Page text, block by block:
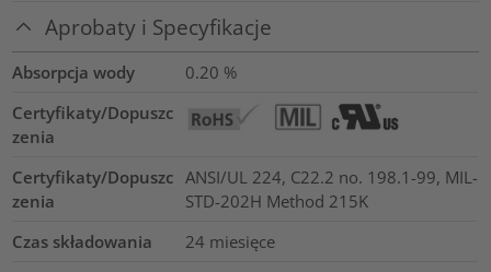
Aprobaty i Specyfikacje
Absorpcja wody 0.20 %
Certyfikaty/Dopuszc
zenia
Certyfikaty/Dopuszc
zenia
ANSI/UL 224, C22.2 no. 198.1-99, MIL-
STD-202H Method 215K
Czas składowania
24 miesięce